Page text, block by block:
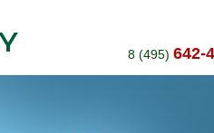
8 (495) 642-